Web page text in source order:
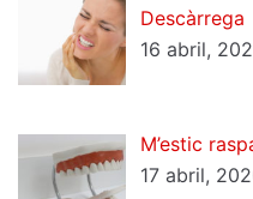
Descàrrega
16 abril,
M’estic
17 abril,